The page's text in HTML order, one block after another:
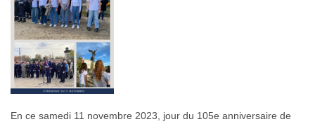
En ce samedi 11 novembre 2023, jour du 105e anniversaire de